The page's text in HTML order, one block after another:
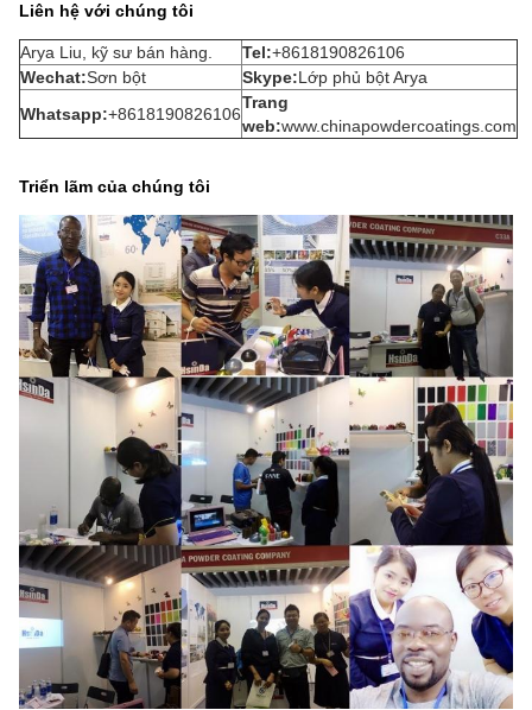
Liên hệ với chúng tôi
Arya Liu, kỹ sư bán hàng. Tel:+8618190826106
Wechat:Sơn bột Skype:Lớp phủ bột Arya
Whatsapp:+8618190826106
Trang
web:www.chinapowdercoatings.com
Triển lãm của chúng tôi